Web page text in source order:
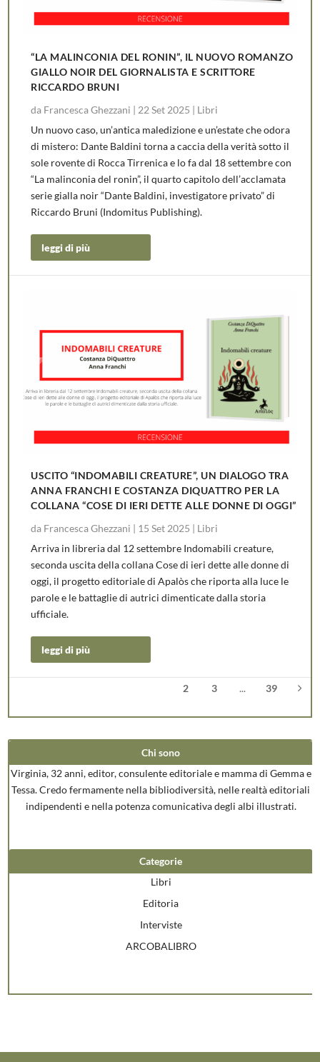
“LA MALINCONIA DEL RONIN”, IL NUOVO ROMANZO
GIALLO NOIR DEL GIORNALISTA E SCRITTORE
RICCARDO BRUNI
da Francesca Ghezzani | 22 Set 2025 | Libri
Un nuovo caso, un’antica maledizione e un’estate che odora
di mistero: Dante Baldini torna a caccia della verità sotto il
sole rovente di Rocca Tirrenica e lo fa dal 18 settembre con
“La malinconia del ronin”, il quarto capitolo dell’acclamata
serie gialla noir “Dante Baldini, investigatore privato” di
Riccardo Bruni (Indomitus Publishing).
leggi di più
USCITO “INDOMABILI CREATURE”, UN DIALOGO TRA
ANNA FRANCHI E COSTANZA DIQUATTRO PER LA
COLLANA “COSE DI IERI DETTE ALLE DONNE DI OGGI”
da Francesca Ghezzani | 15 Set 2025 | Libri
Arriva in libreria dal 12 settembre Indomabili creature,
seconda uscita della collana Cose di ieri dette alle donne di
oggi, il progetto editoriale di Apalòs che riporta alla luce le
parole e le battaglie di autrici dimenticate dalla storia
ufficiale.
leggi di più
2 3 ... 39
Chi sono
Virginia, 32 anni, editor, consulente editoriale e mamma di Gemma e
Tessa. Credo fermamente nella bibliodiversità, nelle realtà editoriali
indipendenti e nella potenza comunicativa degli albi illustrati.
Categorie
Libri
Editoria
Interviste
ARCOBALIBRO